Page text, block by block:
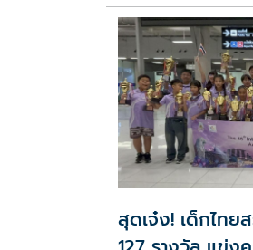
สุดเจ๋ง! เด็กไทย